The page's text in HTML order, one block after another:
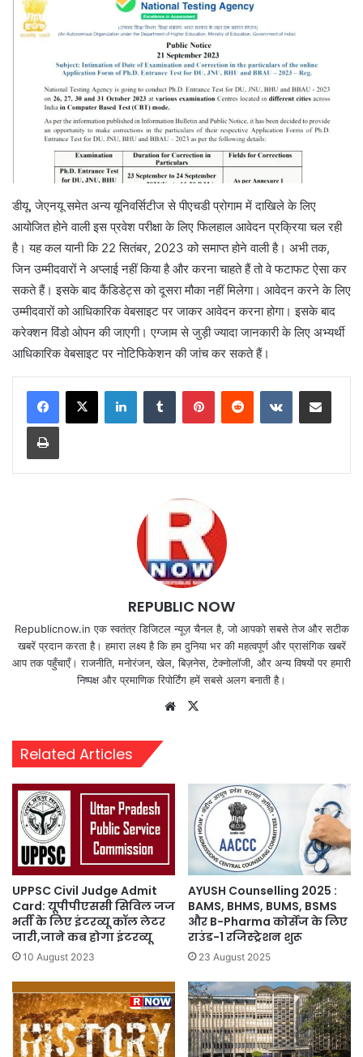
डीयू, जेएनयू समेत अन्य यूनिवर्सिटीज से पीएचडी प्रोगाम में दाखिले के लिए
आयोजित होने वाली इस प्रवेश परीक्षा के लिए फिलहाल आवेदन प्रक्रिया चल रही
है। यह कल यानी कि 22 सितंबर, 2023 को समाप्त होने वाली है। अभी तक,
जिन उम्मीदवारों ने अप्लाई नहीं किया है और करना चाहते हैं तो वे फटाफट ऐसा कर
सकते हैं। इसके बाद कैंडिडेट्स को दूसरा मौका नहीं मिलेगा। आवेदन करने के लिए
उम्मीदवारों को आधिकारिक वेबसाइट पर जाकर आवेदन करना होगा। इसके बाद
करेक्शन विंडो ओपन की जाएगी। एग्जाम से जुड़ी ज्यादा जानकारी के लिए अभ्यर्थी
आधिकारिक वेबसाइट पर नोटिफिकेशन की जांच कर सकते हैं।
LinkedInTumblr PinterestReddit VKontakteShare via Email
Print
REPUBLIC NOW
Republicnow.in एक स्वतंत्र डिजिटल न्यूज़ चैनल है, जो आपको सबसे तेज और सटीक
खबरें प्रदान करता है। हमारा लक्ष्य है कि हम दुनिया भर की महत्वपूर्ण और प्रासंगिक खबरें
आप तक पहुँचाएँ। राजनीति, मनोरंजन, खेल, बिज़नेस, टेक्नोलॉजी, और अन्य विषयों पर हमारी
निष्पक्ष और प्रमाणिक रिपोर्टिंग हमें सबसे अलग बनाती है।
Website
Related Articles
UPPSC Civil Judge Admit
Card: यूपीपीएससी सिविल जज
भर्ती के लिए इंटरव्यू कॉल लेटर
जारी,जाने कब होगा इंटरव्यू
10 August 2023
AYUSH Counselling 2025 :
BAMS, BHMS, BUMS, BSMS
और B-Pharma कोर्सेज के लिए
राउंड-1 रजिस्ट्रेशन शुरू
23 August 2025